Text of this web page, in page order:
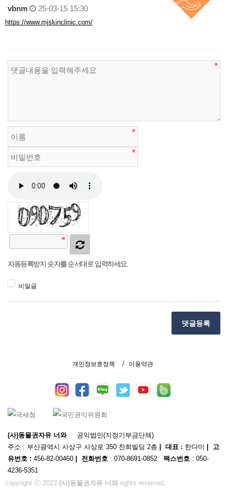
vbnm 25-03-15 15:30
https://www.mjskinclinic.com/
자동등록방지 숫자를 순서대로 입력하세요.
비밀글
댓글등록
개인정보호정책 이용약관
(사)동물권자유 너와
공익법인(지정기부금단체)
주소 : 부산광역시 사상구 사상로 350 찬희빌딩 2층
| 대표 : 한다미
| 고
유번호 : 456-82-00460 | 전화번호 : 070-8691-0852 팩스번호 : 050-
4236-5351
copyright ⓒ 2022 (사)동물권자유 너와 rights reserved.